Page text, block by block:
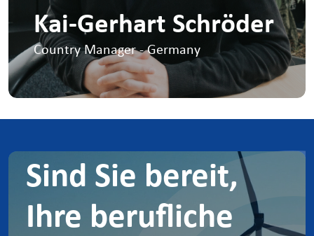
Kai-Gerhart Schröder
Country Manager - Germany
I am responsible for our office and
business in Germany, I drive for sales and
growth as well as collaborating
internationally within my colleagues in
+49 40-822-167-722
Sind Sie bereit,
Ihre berufliche